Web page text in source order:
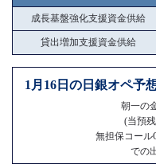
成長基盤強化支援資金供給
貸出増加支援資金供給
1月16日の日銀オペ予
朝一の
(当預
無担保コール
での